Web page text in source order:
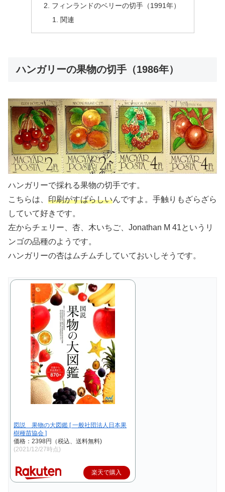
フィンランドのベリーの切手（1991年）
関連
ハンガリーの果物の切手（1986年）
ハンガリーで採れる果物の切手です。
こちらは、 印刷がすばらしいんですよ。手触りもざらざら
していて好きです。
左からチェリー、杏、木いちご、Jonathan M 41というリ
ンゴの品種のようです。
ハンガリーの杏はムチムチしていておいしそうです。
図説 果物の大図鑑 [ 一般社団法人日本果
樹種苗協会 ]
価格：2398円（税込、送料無料)
(2021/12/27時点)
楽天で購入